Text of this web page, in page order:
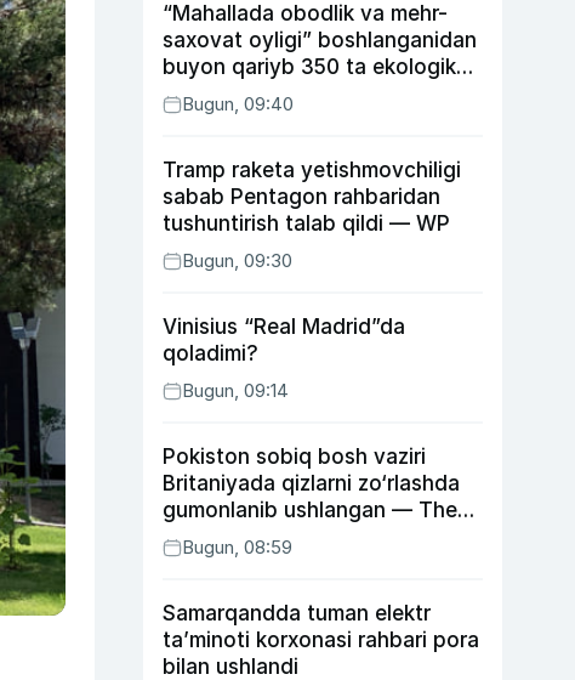
“Mahallada obodlik va mehr-
saxovat oyligi” boshlanganidan
buyon qariyb 350 ta ekologik
huquqbuzarlik aniqlandi
Bugun, 09:40
Tramp raketa yetishmovchiligi
sabab Pentagon rahbaridan
tushuntirish talab qildi — WP
Bugun, 09:30
Vinisius “Real Madrid”da
qoladimi?
Bugun, 09:14
Pokiston sobiq bosh vaziri
Britaniyada qizlarni zo‘rlashda
gumonlanib ushlangan — The
Guardian
Bugun, 08:59
Samarqandda tuman elektr
ta’minoti korxonasi rahbari pora
bilan ushlandi